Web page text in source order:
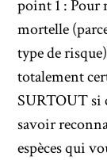
point 1 : Pour
mortelle
type de
totalement
SURTOUT si
savoir
espèces qui